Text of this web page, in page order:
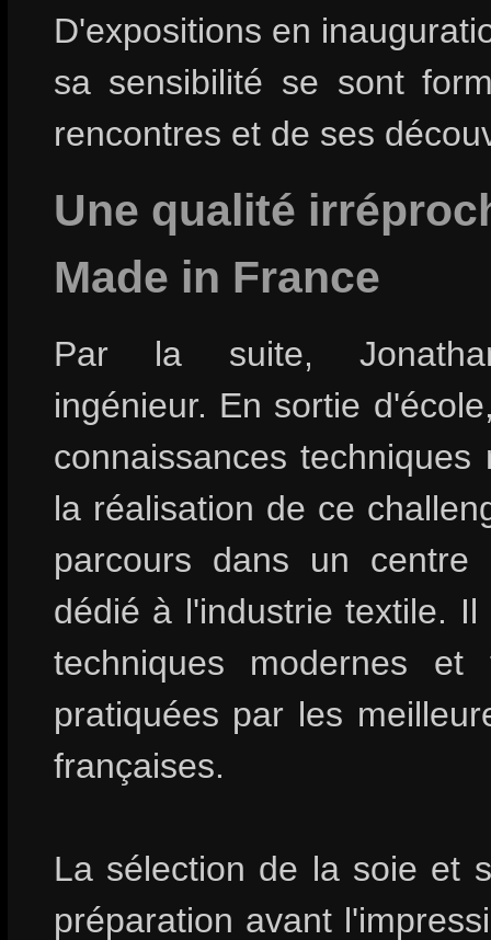
D'expositions en
sa sensibilité se sont
rencontres et de ses
Une qualité
Made in France
Par la suite,
ingénieur. En sortie
connaissances techniques
la réalisation de ce
parcours dans un centre
dédié à l'industrie textile.
techniques modernes et
pratiquées par les
françaises.
La sélection de la soie et
préparation avant